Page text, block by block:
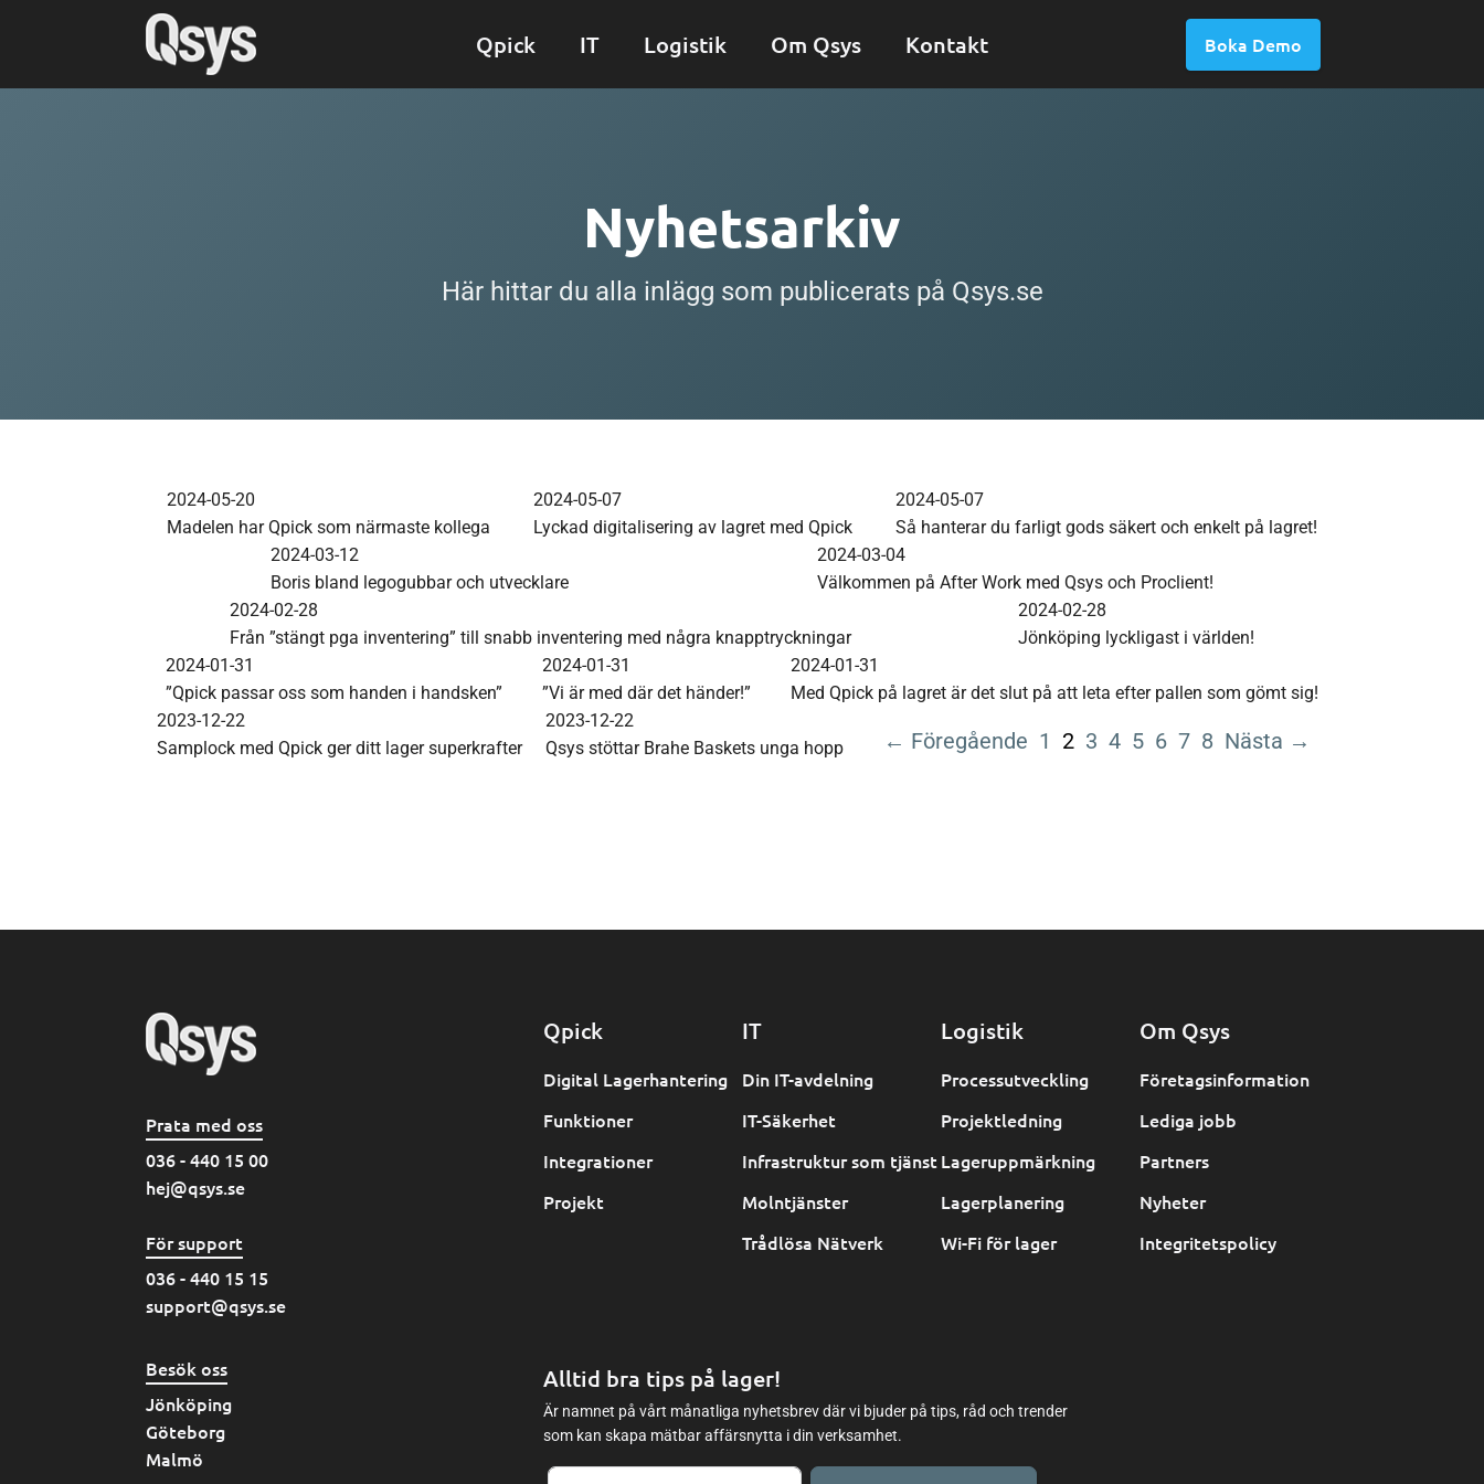
Qpick IT Logistik Om Qsys Kontakt Boka Demo
Nyhetsarkiv
Här hittar du alla inlägg som publicerats på Qsys.se
2024-05-20
Madelen har Qpick som närmaste kollega
2024-05-07
Lyckad digitalisering av lagret med Qpick
2024-05-07
Så hanterar du farligt gods säkert och enkelt på lagret!
2024-03-12
Boris bland legogubbar och utvecklare
2024-03-04
Välkommen på After Work med Qsys och Proclient!
2024-02-28
Från ”stängt pga inventering” till snabb inventering med några knapptryckningar
2024-02-28
Jönköping lyckligast i världen!
2024-01-31
”Qpick passar oss som handen i handsken”
2024-01-31
”Vi är med där det händer!”
2024-01-31
Med Qpick på lagret är det slut på att leta efter pallen som gömt sig!
2023-12-22
Samplock med Qpick ger ditt lager superkrafter
2023-12-22
Qsys stöttar Brahe Baskets unga hopp
← Föregående 1 2 3 4 5 6 7 8 Nästa →
Prata med oss
036 - 440 15 00
hej@qsys.se
För support
036 - 440 15 15
support@qsys.se
Qpick
Digital Lagerhantering
Funktioner
Integrationer
Projekt
IT
Din IT-avdelning
IT-Säkerhet
Infrastruktur som tjänst
Molntjänster
Trådlösa Nätverk
Logistik
Processutveckling
Projektledning
Lageruppmärkning
Lagerplanering
Wi-Fi för lager
Om Qsys
Företagsinformation
Lediga jobb
Partners
Nyheter
Integritetspolicy
Besök oss
Jönköping
Göteborg
Malmö
Alltid bra tips på lager!
Är namnet på vårt månatliga nyhetsbrev där vi bjuder på tips, råd och trender
som kan skapa mätbar affärsnytta i din verksamhet.